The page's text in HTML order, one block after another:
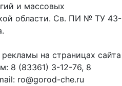
и массовых
области. Св. ПИ № ТУ 43-
на страницах сайта
8 (83361) 3-12-76, 8
ro@gorod-che.ru